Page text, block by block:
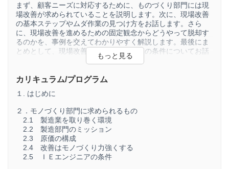
まず、顧客ニーズに対応するために、ものづくり部門には現
場改善が求められていることを説明します。次に、現場改善
の基本ステップやムダ作業の見つけ方をお話します。さら
に、現場改善を進めるための固定観念からどうやって脱却す
るのかを、事例を交えてわかりやすく解説します。最後にま
とめとして、現場改善を成功させるための条件についてお話
します。金をかけないで現場改善ができる考え方が習得でき
カリキュラム/プログラム
１. はじめに
２．モノづくり部門に求められるもの
2.1 製造業を取り巻く環境
2.2 製造部門のミッション
2.3 原価の構成
2.4 改善はモノづくり力強くする
2.5 ＩＥエンジニアの条件